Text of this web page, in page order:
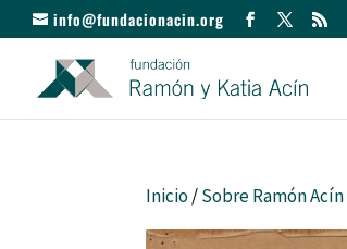
info@fundacionacin.org
Inicio/Sobre Ramón Acín